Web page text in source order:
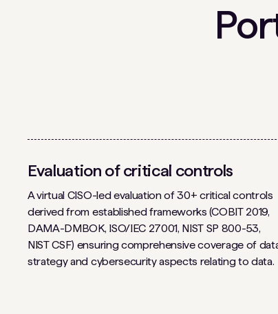
Evaluation of critical controls
A virtual CISO-led evaluation of 30+ critical controls
derived from established frameworks (COBIT 2019,
DAMA-DMBOK, ISO/IEC 27001, NIST SP 800-53,
NIST CSF) ensuring comprehensive coverage of
strategy and cybersecurity aspects relating to data.